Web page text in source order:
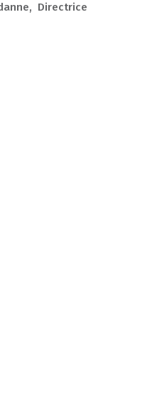
Directrice